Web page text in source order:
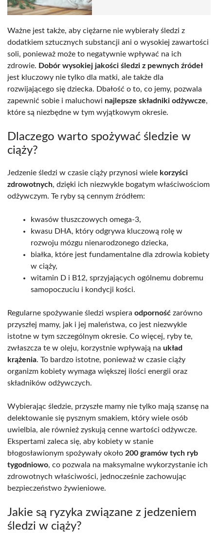
Ważne jest także, aby ciężarne nie wybierały śledzi z
dodatkiem sztucznych substancji ani o wysokiej zawartości
soli, ponieważ może to negatywnie wpływać na ich
zdrowie. Dobór wysokiej jakości śledzi z pewnych źródeł
jest kluczowy nie tylko dla matki, ale także dla
rozwijającego się dziecka. Dbałość o to, co jemy, pozwala
zapewnić sobie i maluchowi najlepsze składniki odżywcze,
które są niezbędne w tym wyjątkowym okresie.
Dlaczego warto spożywać śledzie w
ciąży?
Jedzenie śledzi w czasie ciąży przynosi wiele korzyści
zdrowotnych, dzięki ich niezwykle bogatym właściwościom
odżywczym. Te ryby są cennym źródłem:
kwasów tłuszczowych omega-3,
kwasu DHA, który odgrywa kluczową rolę w
rozwoju mózgu nienarodzonego dziecka,
białka, które jest fundamentalne dla zdrowia kobiety
w ciąży,
witamin D i B12, sprzyjających ogólnemu dobremu
samopoczuciu i kondycji kości.
Regularne spożywanie śledzi wspiera odporność zarówno
przyszłej mamy, jak i jej maleństwa, co jest niezwykle
istotne w tym szczególnym okresie. Co więcej, ryby te,
zwłaszcza te w oleju, korzystnie wpływają na układ
krążenia. To bardzo istotne, ponieważ w czasie ciąży
organizm kobiety wymaga większej ilości energii oraz
składników odżywczych.
Wybierając śledzie, przyszłe mamy nie tylko mają szansę na
delektowanie się pysznym smakiem, który wiele osób
uwielbia, ale również zyskują cenne wartości odżywcze.
Ekspertami zaleca się, aby kobiety w stanie
błogosławionym spożywały około 200 gramów tych ryb
tygodniowo, co pozwala na maksymalne wykorzystanie ich
zdrowotnych właściwości, jednocześnie zachowując
bezpieczeństwo żywieniowe.
Jakie są ryzyka związane z jedzeniem
śledzi w ciąży?